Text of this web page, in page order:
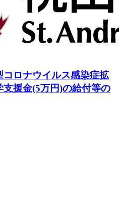
ロナウイルス感染症拡
援金(5万円)の給付等の